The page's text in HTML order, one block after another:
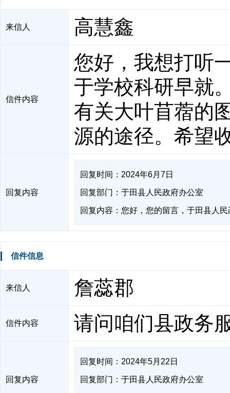
来信人 高慧鑫
信件内容
您好，我想打听
于学校科研早就
有关大叶苜蓿的
源的途径。希望
回复内容
回复时间：2024年6月7日
回复部门：于田县人民政府办公室
回复内容：您好，您的留言，于田县人
信件信息
来信人 詹蕊郡
信件内容 请问咱们县政务
回复内容
回复时间：2024年5月22日
回复部门：于田县人民政府办公室